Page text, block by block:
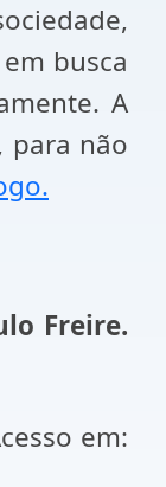
busca
A
para não
Freire.
em: